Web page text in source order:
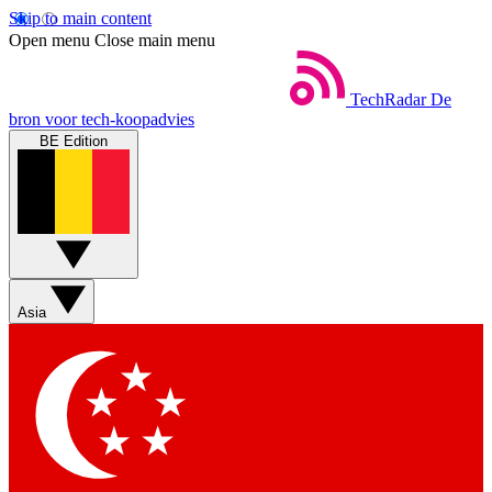
Skip to main content
Open menu Close main menu
TechRadar De
bron voor tech-koopadvies
BE Edition
Asia